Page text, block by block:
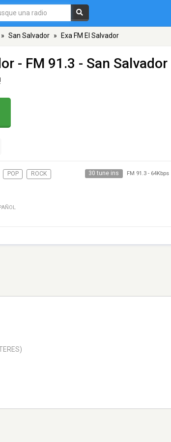
» San Salvador » Exa FM El Salvador
- FM 91.3 - San Salvador
POP
ROCK
30 tune ins FM 91.3- 64Kbps